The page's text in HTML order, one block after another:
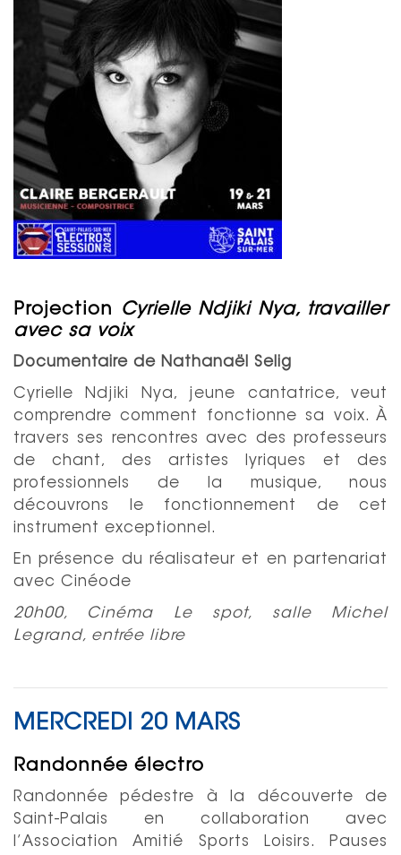
Projection
Cyrielle Ndjiki Nya, travailler
avec sa voix
Documentaire de Nathanaël Selig
Cyrielle Ndjiki Nya, jeune cantatrice, veut
comprendre comment fonctionne sa voix. À
travers ses rencontres avec des professeurs
de chant, des artistes lyriques et des
professionnels de la musique, nous
découvrons le fonctionnement de cet
instrument exceptionnel.
En présence du réalisateur et en partenariat
avec Cinéode
20h00, Cinéma Le spot, salle Michel
Legrand, entrée libre
MERCREDI 20 MARS
Randonnée électro
Randonnée pédestre à la découverte de
Saint-Palais en collaboration avec
l’Association Amitié Sports Loisirs. Pauses